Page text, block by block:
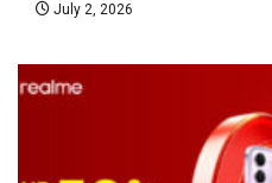
July 2, 2026